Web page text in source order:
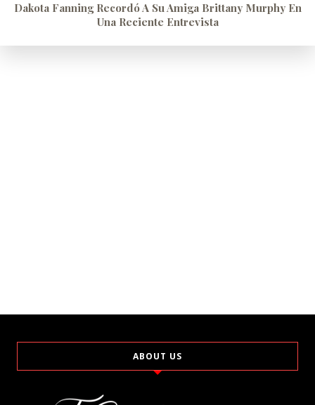
Dakota Fanning Recordó A Su Amiga Brittany Murphy En
Una Reciente Entrevista
ABOUT US